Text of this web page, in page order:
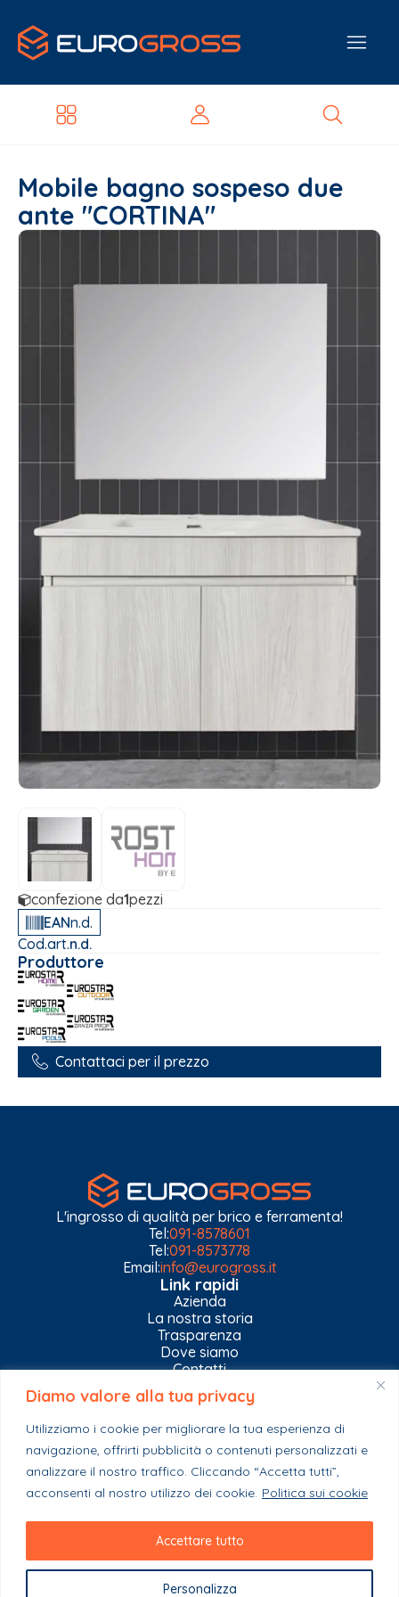
Diamo valore alla tua privacy
Utilizziamo i cookie per migliorare la tua esperienza di
navigazione, offrirti pubblicità o contenuti personalizzati e
analizzare il nostro traffico. Cliccando “Accetta tutti”,
acconsenti al nostro utilizzo dei cookie. Politica sui cookie
Personalizza
Accettare tutto
Mobile bagno sospeso due
ante "CORTINA"
confezione da1pezzi
EANn.d.
Cod.art.n.d.
Produttore
Contattaci per il prezzo
L'ingrosso di qualità per brico e ferramenta!
Tel:091-8578601
Tel:091-8573778
Email:info@eurogross.it
Link rapidi
Azienda
La nostra storia
Trasparenza
Dove siamo
Contatti
Privacy Policy
Gestisci impostazioni Cookies
Esplora il catalogo
Casa
Ferramenta & Co.
Giardino e agricoltura
Stagionali